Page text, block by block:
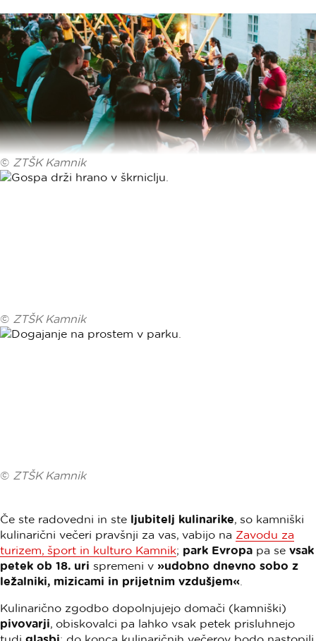
© ZTŠK Kamnik
© ZTŠK Kamnik
© ZTŠK Kamnik
Če ste radovedni in ste ljubitelj kulinarike, so kamniški
kulinarični večeri pravšnji za vas, vabijo na Zavodu za
turizem, šport in kulturo Kamnik; park Evropa pa se vsak
petek ob 18. uri spremeni v »udobno dnevno sobo z
ležalniki, mizicami in prijetnim vzdušjem«
Kulinarično zgodbo dopolnjujejo domači (kamniški)
pivovarji, obiskovalci pa lahko vsak petek prisluhnejo